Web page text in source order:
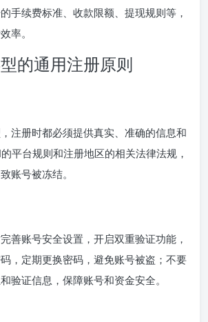
手续费标准、收款限额、提现规则等，
率。
的通用注册原则
注册时都必须提供真实、准确的信息和
平台规则和注册地区的相关法律法规，
账号被冻结。
善账号安全设置，开启双重验证功能，
，定期更换密码，避免账号被盗；不要
验证信息，保障账号和资金安全。